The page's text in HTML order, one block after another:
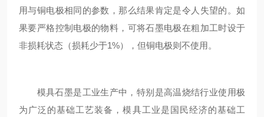
用与铜电极相同的参数，那么结果肯定是令人失望的。如
果要严格控制电极的物料，可将石墨电极在粗加工时设于
非损耗状态（损耗少于1%），但铜电极则不使用。
模具石墨是工业生产中，特别是高温烧结行业使用极
为广泛的基础工艺装备，模具工业是国民经济的基础工